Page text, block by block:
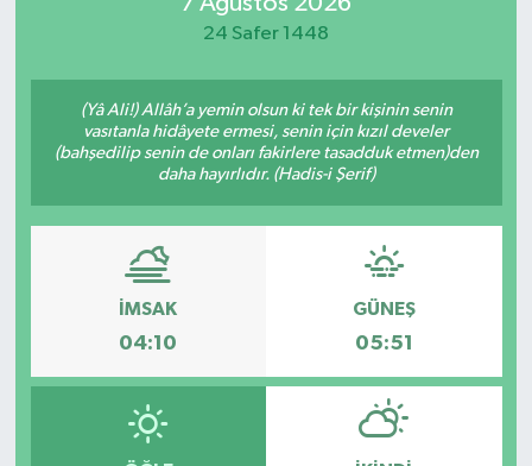
24 Safer 1448
(Yâ Ali!) Allâh’a yemin olsun ki tek bir kişinin senin
vasıtanla hidâyete ermesi, senin için kızıl develer
(bahşedilip senin de onları fakirlere tasadduk etmen)den
daha hayırlıdır. (Hadis-i Şerif)
İMSAK
04:10
GÜNEŞ
05:51